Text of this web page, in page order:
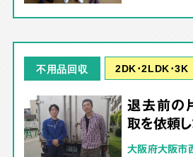
不用品回収 2DK･2LDK･3K
退去前の
取を依頼し
大阪府大阪市